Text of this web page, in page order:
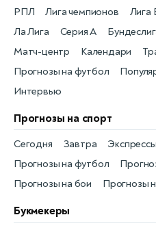
РПЛ
Матч-центр
Лига чемпионов
Календари
Лига
Прогнозы на футбол
Ла Лига Серия А
Интервью
Прогнозы на спорт
Прогнозы на футбол
Сегодня
Завтра
Прогнозы на бои
Экспрессы
Прогнозы
Букмекеры